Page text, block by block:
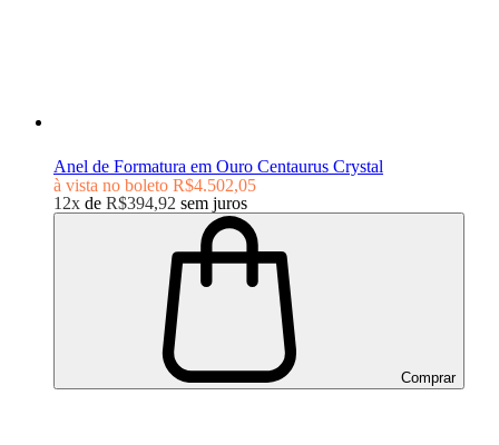
Anel de Formatura em Ouro Centaurus Crystal
à vista no boleto R$4.502,05
12x de R$394,92 sem juros
Comprar